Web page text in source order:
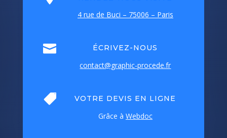
4 rue de Buci – 75006 – Paris
 ÉCRIVEZ-NOUS
contact@graphic-procede.fr
 VOTRE DEVIS EN LIGNE
Grâce à Webdoc